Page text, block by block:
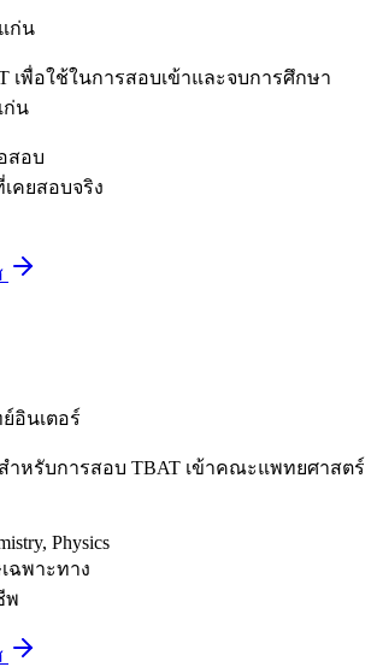
ก่น
เพื่อใช้ในการสอบเข้าและจบการศึกษา
ก่น
สอบ
คยสอบจริง
อินเตอร์
ำหรับการสอบ TBAT เข้าคณะแพทยศาสตร์
Physics
ฉพาะทาง
พ